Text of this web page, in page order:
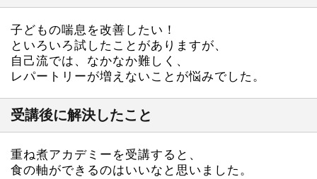
子どもの喘息を改善したい！
といろいろ試したことがありますが、
自己流では、なかなか難しく、
レパートリーが増えないことが悩みでした。
受講後に解決したこと
重ね煮アカデミーを受講すると、
食の軸ができるのはいいなと思いました。